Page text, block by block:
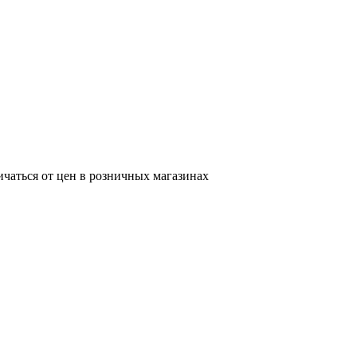
от цен в розничных магазинах